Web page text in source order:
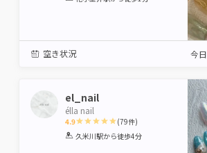
空き状況 今日
el_nail
élla nail
4.9
1 2 3 4 5
(79件)
久米川駅から徒歩4分